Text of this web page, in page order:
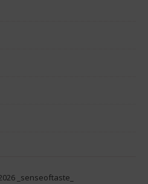
_senseoftaste_